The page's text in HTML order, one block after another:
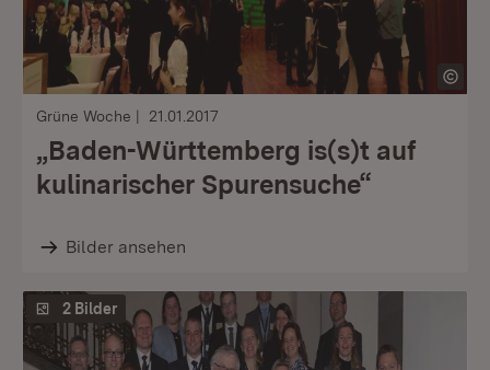
Grüne Woche 21.01.2017
„Baden-Württemberg is(s)t auf
kulinarischer Spurensuche“
Bilder ansehen
2 Bilder